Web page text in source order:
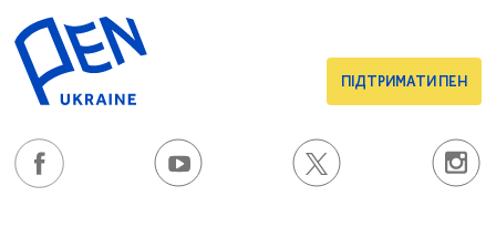
ПІДТРИМАТИ ПЕН